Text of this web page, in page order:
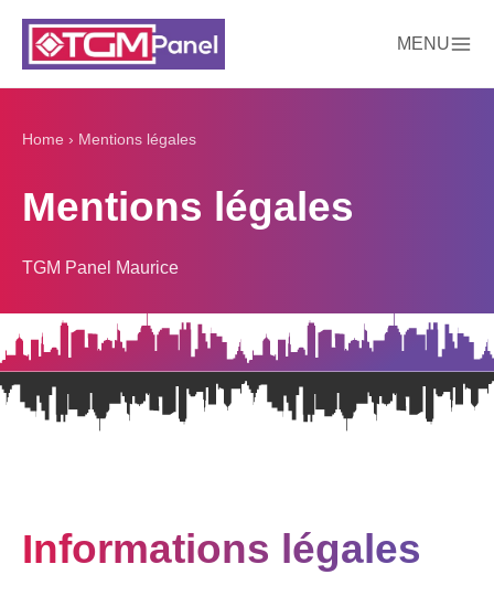
MENU
Home› Mentions légales
Mentions légales
TGM Panel Maurice
Informations légales